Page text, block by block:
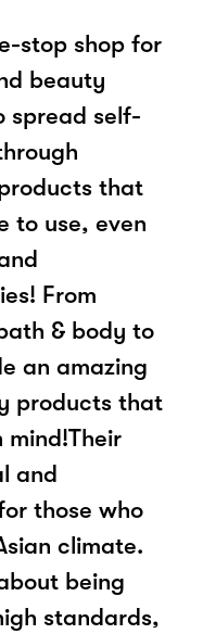
stop shop for
beauty
spread self-
that
to use, even
From
& body to
an amazing
products that
mind!Their
and
those who
climate.
being
standards,